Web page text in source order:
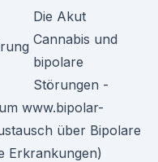
Die Akut
Cannabis und
bipolare
Störungen -
www.bipolar-
über Bipolare
Erkrankungen)